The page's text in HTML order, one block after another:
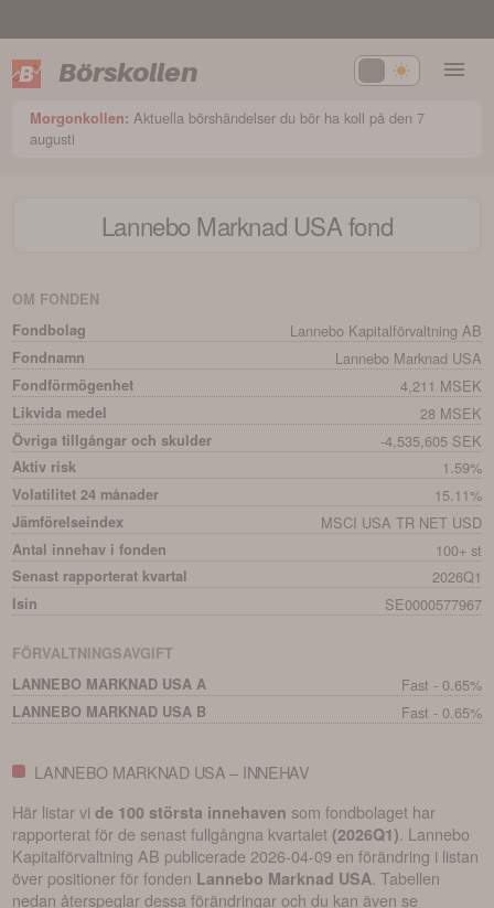
Börskollen
Morgonkollen: Aktuella börshändelser du bör ha koll på den 7
augusti
Lannebo Marknad USAfond
OM FONDEN
Fondbolag
Lannebo Kapitalförvaltning AB
Fondnamn Lannebo Marknad USA
Fondförmögenhet 4,211 MSEK
Likvida medel 28 MSEK
Övriga tillgångar och skulder -4,535,605 SEK
Aktiv risk 1.59%
Volatilitet 24 månader 15.11%
Jämförelseindex MSCI USA TR NET USD
Antal innehav i fonden 100+ st
Senast rapporterat kvartal 2026Q1
Isin SE0000577967
FÖRVALTNINGSAVGIFT
LANNEBO MARKNAD USA A
Fast - 0.65%
LANNEBO MARKNAD USA B Fast - 0.65%
LANNEBO MARKNAD USA – INNEHAV
Här listar vide 100 största innehaven som fondbolaget har
rapporterat för de senast fullgångna kvartalet (2026Q1) Lannebo
Kapitalförvaltning AB publicerade 2026-04-09 en förändring i listan
över positioner för fonden Lannebo Marknad USA . Tabellen
nedan återspeglar dessa förändringar och du kan även se